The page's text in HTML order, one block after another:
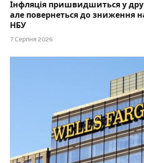
Інфляція пришвидшиться у
але повернеться до зниження
НБУ
7 Серпня 2026